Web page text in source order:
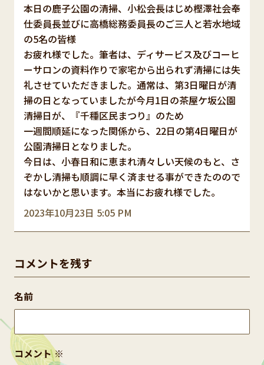
2023年10月23日 5:05 PM
本日の鹿子公園の清掃、小松会長はじめ樫澤社会奉
仕委員長並びに高橋総務委員長のご三人と若水地域
の5名の皆様
お疲れ様でした。筆者は、ディサービス及びコーヒ
ーサロンの資料作りで家宅から出られず清掃には失
礼させていただきました。通常は、第3日曜日が清
掃の日となっていましたが今月1日の茶屋ケ坂公園
清掃日が、『千種区民まつり』のため
一週間順延になった関係から、22日の第4日曜日が
公園清掃日となりました。
今日は、小春日和に恵まれ清々しい天候のもと、さ
ぞかし清掃も順調に早く済ませる事ができたのので
はないかと思います。本当にお疲れ様でした。
コメントを残す
コメント※
名前